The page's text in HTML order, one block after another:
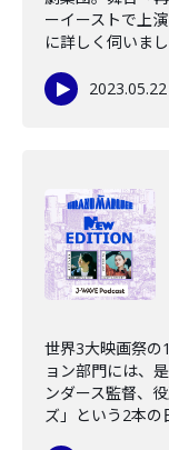
ーイーストで上
に詳しく伺いまし
2023.05.22
世界3大映画祭の
ョン部門には、
ンダース監督、
ズ」という2本の